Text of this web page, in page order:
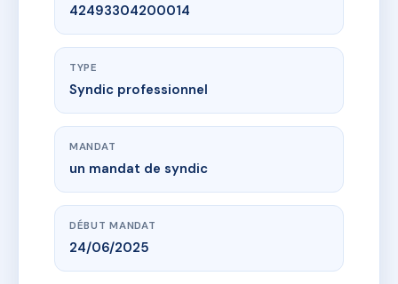
42493304200014
TYPE
Syndic professionnel
MANDAT
un mandat de syndic
DÉBUT MANDAT
24/06/2025